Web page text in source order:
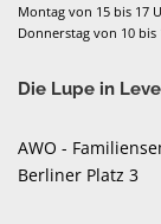
Montag von 15 bis 17
Donnerstag von 10 bis
Die Lupe in
AWO -
Berliner Platz 3